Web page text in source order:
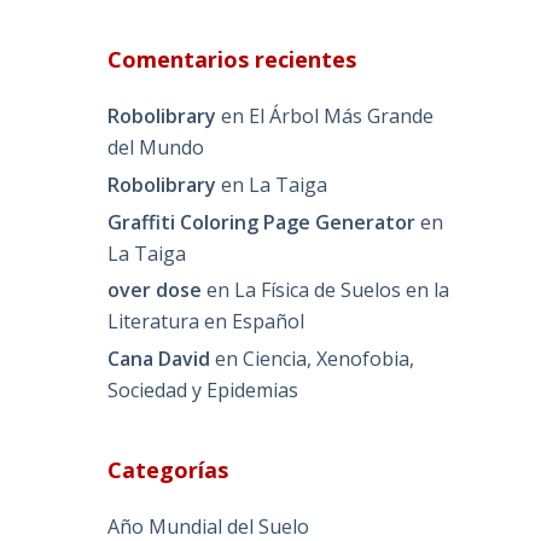
Comentarios recientes
Robolibrary en El Árbol Más Grande
del Mundo
Robolibrary en La Taiga
Graffiti Coloring Page Generatoren
La Taiga
over dose en La Física de Suelos en la
Literatura en Español
Cana David enCiencia, Xenofobia,
Sociedad y Epidemias
Categorías
Año Mundial del Suelo